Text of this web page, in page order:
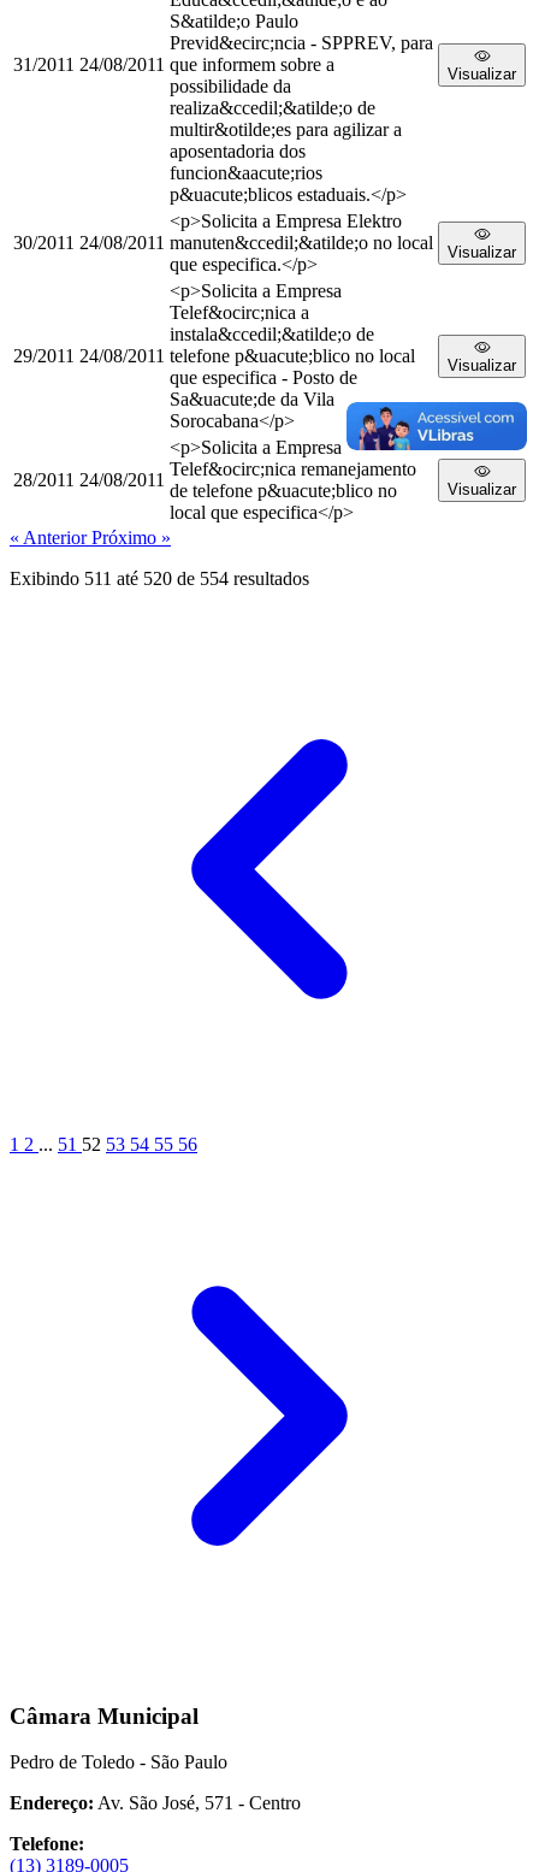
31/2011 24/08/2011
S&atilde;o Paulo
Previd&ecirc;ncia - SPPREV, para
que informem sobre a
possibilidade da
realiza&ccedil;&atilde;o de
multir&otilde;es para agilizar a
aposentadoria dos
funcion&aacute;rios
p&uacute;blicos estaduais.</p>
Visualizar
30/2011 24/08/2011
<p>Solicita a Empresa Elektro
manuten&ccedil;&atilde;o no local
que especifica.</p>
Visualizar
29/2011 24/08/2011
<p>Solicita a Empresa
Telef&ocirc;nica a
instala&ccedil;&atilde;o de
telefone p&uacute;blico no local
que especifica - Posto de
Sa&uacute;de da Vila
Sorocabana</p>
Visualizar
28/2011 24/08/2011
<p>Solicita a Empresa
Telef&ocirc;nica remanejamento
de telefone p&uacute;blico no
local que especifica</p>
Visualizar
« AnteriorPróximo »
Exibindo 511 até 520 de 554 resultados
1 2 ... 51 52 53 54 55 56
Câmara Municipal
Pedro de Toledo - São Paulo
Endereço: Av. São José, 571 - Centro
Telefone:
(13) 3189-0005